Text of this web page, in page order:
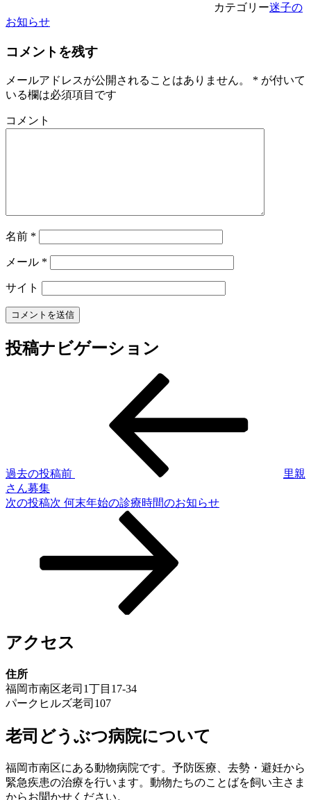
カテゴリー迷子の
お知らせ
コメントを残す
メールアドレスが公開されることはありません。 * が付いて
いる欄は必須項目です
コメント
名前 *
メール *
サイト
投稿ナビゲーション
過去の投稿前
里親
さん募集
次の投稿次 何末年始の診療時間のお知らせ
アクセス
住所
福岡市南区老司1丁目17-34
パークヒルズ老司107
老司どうぶつ病院について
福岡市南区にある動物病院です。予防医療、去勢・避妊から
緊急疾患の治療を行います。動物たちのことばを飼い主さま
からお聞かせください。